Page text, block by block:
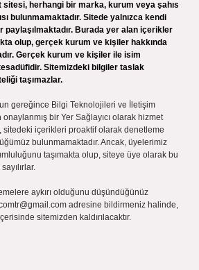
sitesi, herhangi bir marka, kurum veya şahıs
bulunmamaktadır. Sitede yalnızca kendi
paylaşılmaktadır. Burada yer alan içerikler
olup, gerçek kurum ve kişiler hakkında
Gerçek kurum ve kişiler ile isim
Sitemizdeki bilgiler taslak
taşımazlar.
gereğince Bilgi Teknolojileri ve İletişim
bir Yer Sağlayıcı olarak hizmet
sitedeki içerikleri proaktif olarak denetleme
bulunmamaktadır. Ancak, üyelerimiz
taşımakta olup, siteye üye olarak bu
aykırı olduğunu düşündüğünüz
adresine bildirmeniz halinde,
sitemizden kaldırılacaktır.